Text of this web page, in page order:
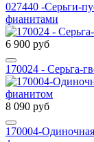
027440 -Серьги-
фианитами
6 900 руб
170024 - Серьга-
8 090 руб
170004-